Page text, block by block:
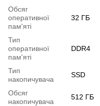
Обсяг
оперативної
пам'яті
32 ГБ
Тип
оперативної
пам'яті
DDR4
Тип
накопичувача
SSD
Обсяг
накопичувача
512 ГБ